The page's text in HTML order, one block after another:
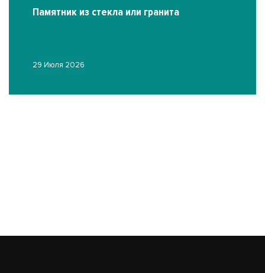
Памятник из стекла или гранита
29 Июля 2026